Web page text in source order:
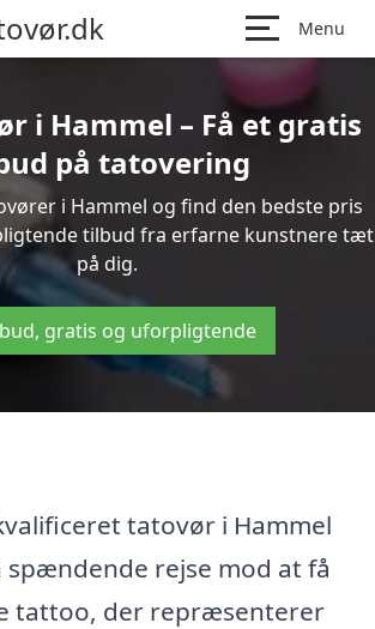
Menu
i Hammel – Få et gratis
på tatovering
i Hammel og find den bedste pris
tilbud fra erfarne kunstnere tæt
på dig.
gratis og uforpligtende
tatovør i Hammel
rejse mod at få
tattoo, der repræsenterer